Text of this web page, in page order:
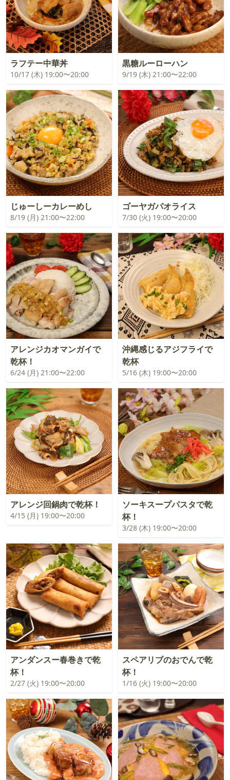
ラフテー中華丼
10/17 (木) 19:00〜20:00
黒糖ルーローハン
9/19 (木) 21:00〜22:00
じゅーしーカレーめし
8/19 (月) 21:00〜22:00
ゴーヤガパオライス
7/30 (火) 19:00〜20:00
アレンジカオマンガイで
乾杯！
6/24 (月) 21:00〜22:00
沖縄感じるアジフライで
乾杯
5/16 (木) 19:00〜20:00
アレンジ回鍋肉で乾杯！
4/15 (月) 19:00〜20:00
ソーキスープパスタで乾
杯！
3/28 (木) 19:00〜20:00
アンダンスー春巻きで乾
杯！
2/27 (火) 19:00〜20:00
スペアリブのおでんで乾
杯！
1/16 (火) 19:00〜20:00